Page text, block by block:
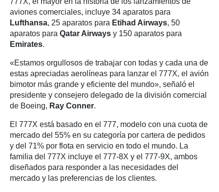
aviones comerciales, incluye 34 aparatos para
Lufthansa, 25 aparatos para Etihad Airways, 50
aparatos para Qatar Airways y 150 aparatos para
Emirates.
«Estamos orgullosos de trabajar con todas y cada una de
estas apreciadas aerolíneas para lanzar el 777X, el avión
bimotor más grande y eficiente del mundo», señaló el
presidente y consejero delegado de la división comercial
de Boeing, Ray Conner.
El 777X está basado en el 777, modelo con una cuota de
mercado del 55% en su categoría por cartera de pedidos
y del 71% por flota en servicio en todo el mundo. La
familia del 777X incluye el 777-8X y el 777-9X, ambos
diseñados para responder a las necesidades del
mercado y las preferencias de los clientes.